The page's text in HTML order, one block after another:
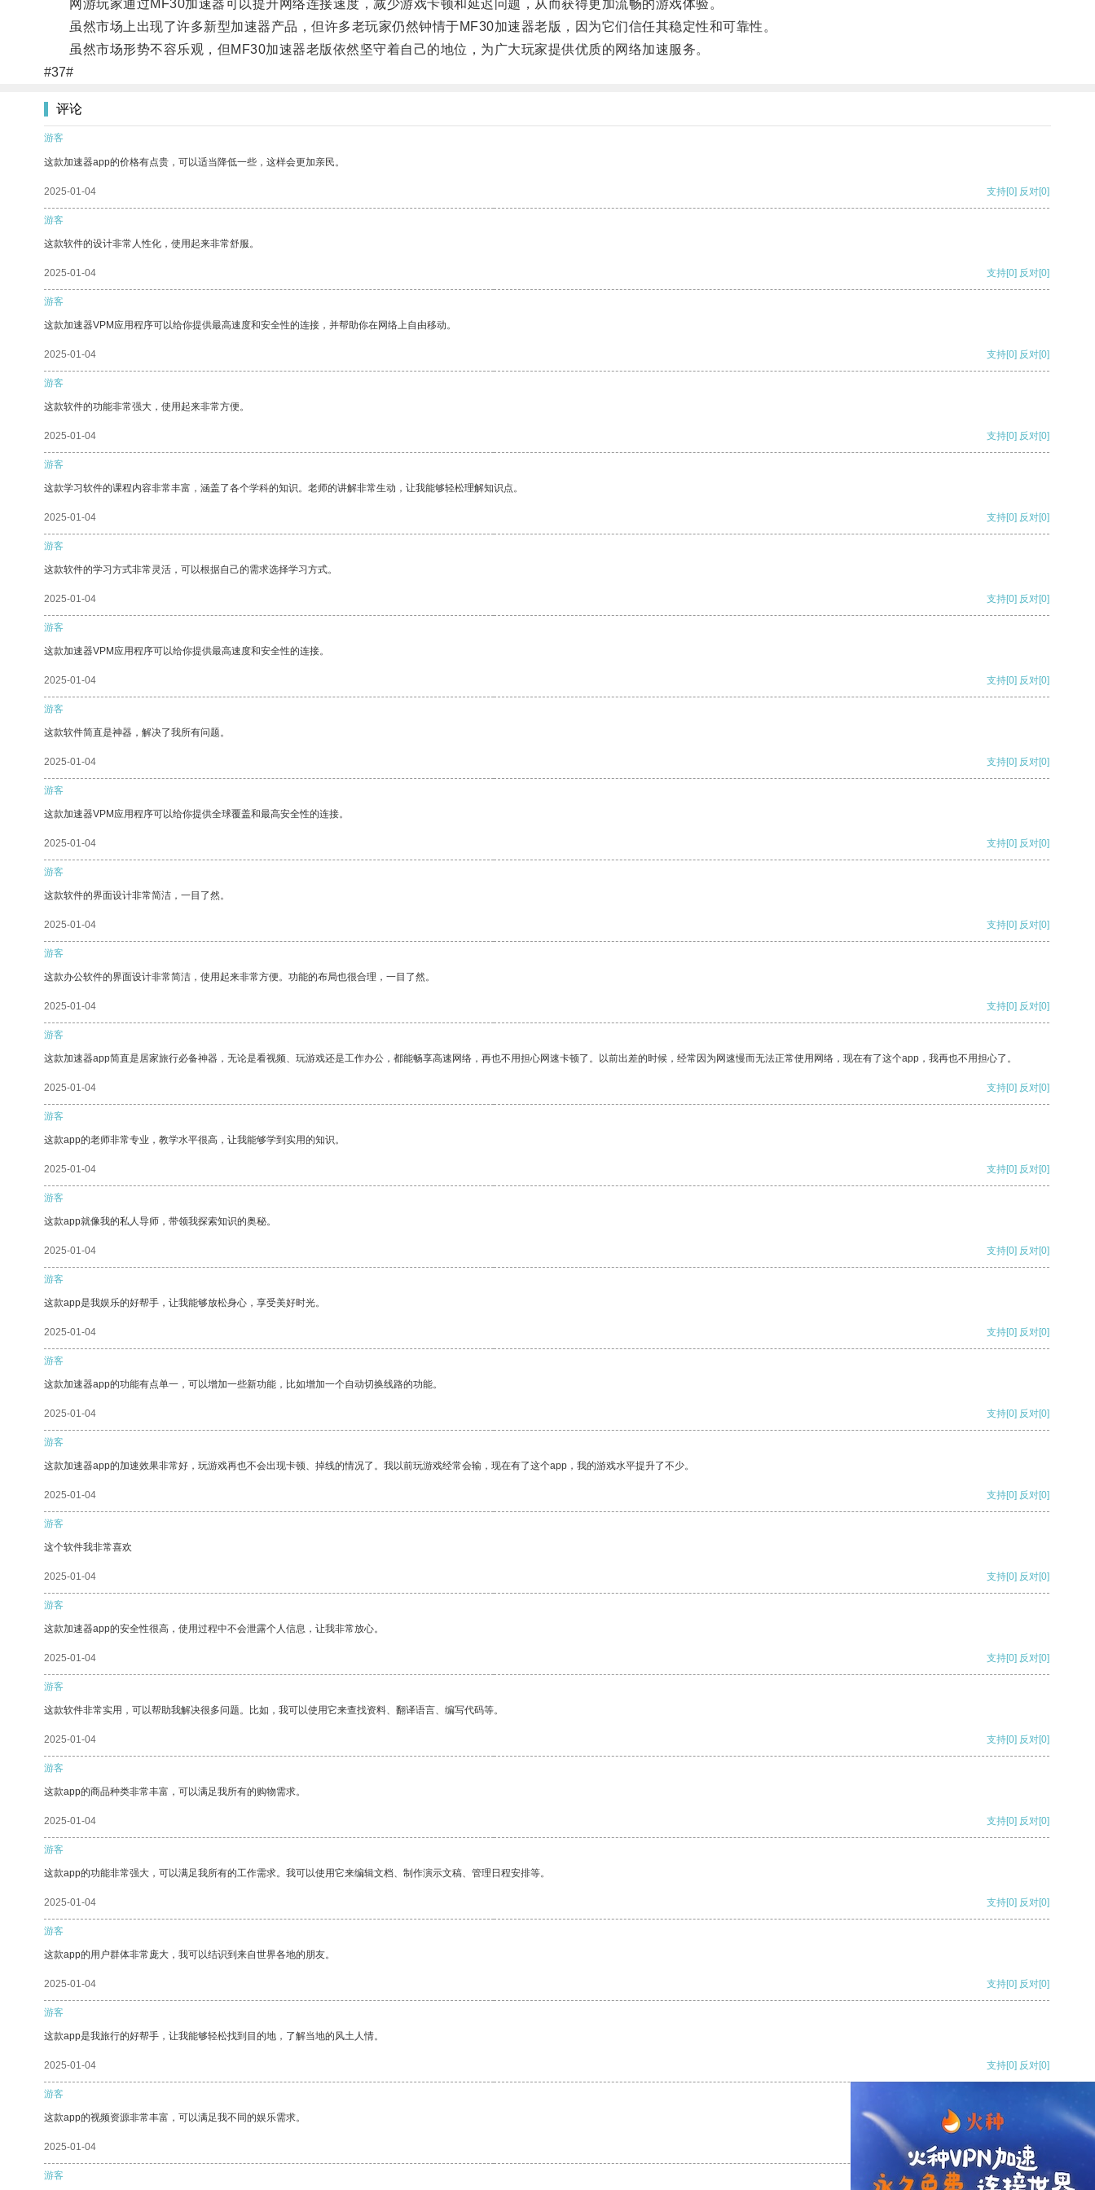
网游玩家通过MF30加速器可以提升网络连接速度，减少游戏卡顿和延迟问题，从而获得更加流畅的游戏体验。
虽然市场上出现了许多新型加速器产品，但许多老玩家仍然钟情于MF30加速器老版，因为它们信任其稳定性和可靠性。
虽然市场形势不容乐观，但MF30加速器老版依然坚守着自己的地位，为广大玩家提供优质的网络加速服务。
#37#
评论
游客
这款加速器app的价格有点贵，可以适当降低一些，这样会更加亲民。
2025-01-04 支持[0] 反对[0]
游客
这款软件的设计非常人性化，使用起来非常舒服。
2025-01-04 支持[0] 反对[0]
游客
这款加速器VPM应用程序可以给你提供最高速度和安全性的连接，并帮助你在网络上自由移动。
2025-01-04 支持[0] 反对[0]
游客
这款软件的功能非常强大，使用起来非常方便。
2025-01-04 支持[0] 反对[0]
游客
这款学习软件的课程内容非常丰富，涵盖了各个学科的知识。老师的讲解非常生动，让我能够轻松理解知识点。
2025-01-04 支持[0] 反对[0]
游客
这款软件的学习方式非常灵活，可以根据自己的需求选择学习方式。
2025-01-04 支持[0] 反对[0]
游客
这款加速器VPM应用程序可以给你提供最高速度和安全性的连接。
2025-01-04 支持[0] 反对[0]
游客
这款软件简直是神器，解决了我所有问题。
2025-01-04 支持[0] 反对[0]
游客
这款加速器VPM应用程序可以给你提供全球覆盖和最高安全性的连接。
2025-01-04 支持[0] 反对[0]
游客
这款软件的界面设计非常简洁，一目了然。
2025-01-04 支持[0] 反对[0]
游客
这款办公软件的界面设计非常简洁，使用起来非常方便。功能的布局也很合理，一目了然。
2025-01-04 支持[0] 反对[0]
游客
这款加速器app简直是居家旅行必备神器，无论是看视频、玩游戏还是工作办公，都能畅享高速网络，再也不用担心网速卡顿了。以前出差的时候，经常因为网速慢而无法正常使用网络，现在有了这个app，我再也不用担心了。
2025-01-04 支持[0] 反对[0]
游客
这款app的老师非常专业，教学水平很高，让我能够学到实用的知识。
2025-01-04 支持[0] 反对[0]
游客
这款app就像我的私人导师，带领我探索知识的奥秘。
2025-01-04 支持[0] 反对[0]
游客
这款app是我娱乐的好帮手，让我能够放松身心，享受美好时光。
2025-01-04 支持[0] 反对[0]
游客
这款加速器app的功能有点单一，可以增加一些新功能，比如增加一个自动切换线路的功能。
2025-01-04 支持[0] 反对[0]
游客
这款加速器app的加速效果非常好，玩游戏再也不会出现卡顿、掉线的情况了。我以前玩游戏经常会输，现在有了这个app，我的游戏水平提升了不少。
2025-01-04 支持[0] 反对[0]
游客
这个软件我非常喜欢
2025-01-04 支持[0] 反对[0]
游客
这款加速器app的安全性很高，使用过程中不会泄露个人信息，让我非常放心。
2025-01-04 支持[0] 反对[0]
游客
这款软件非常实用，可以帮助我解决很多问题。比如，我可以使用它来查找资料、翻译语言、编写代码等。
2025-01-04 支持[0] 反对[0]
游客
这款app的商品种类非常丰富，可以满足我所有的购物需求。
2025-01-04 支持[0] 反对[0]
游客
这款app的功能非常强大，可以满足我所有的工作需求。我可以使用它来编辑文档、制作演示文稿、管理日程安排等。
2025-01-04 支持[0] 反对[0]
游客
这款app的用户群体非常庞大，我可以结识到来自世界各地的朋友。
2025-01-04 支持[0] 反对[0]
游客
这款app是我旅行的好帮手，让我能够轻松找到目的地，了解当地的风土人情。
2025-01-04 支持[0] 反对[0]
游客
这款app的视频资源非常丰富，可以满足我不同的娱乐需求。
2025-01-04 支持 反对
游客